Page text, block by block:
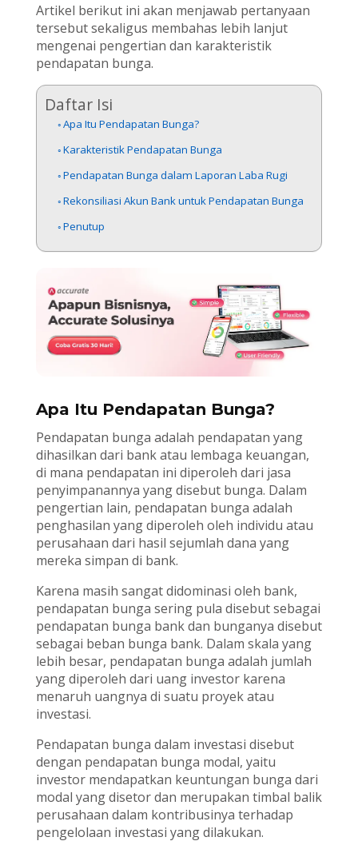
Artikel berikut ini akan menjawab pertanyaan
tersebut sekaligus membahas lebih lanjut
mengenai pengertian dan karakteristik
pendapatan bunga.
Daftar Isi
Apa Itu Pendapatan Bunga?
Karakteristik Pendapatan Bunga
Pendapatan Bunga dalam Laporan Laba Rugi
Rekonsiliasi Akun Bank untuk Pendapatan Bunga
Penutup
Apa Itu Pendapatan Bunga?
Pendapatan bunga adalah pendapatan yang
dihasilkan dari bank atau lembaga keuangan,
di mana pendapatan ini diperoleh dari jasa
penyimpanannya yang disebut bunga. Dalam
pengertian lain, pendapatan bunga adalah
penghasilan yang diperoleh oleh individu atau
perusahaan dari hasil sejumlah dana yang
mereka simpan di bank.
Karena masih sangat didominasi oleh bank,
pendapatan bunga sering pula disebut sebagai
pendapatan bunga bank dan bunganya disebut
sebagai beban bunga bank. Dalam skala yang
lebih besar, pendapatan bunga adalah jumlah
yang diperoleh dari uang investor karena
menaruh uangnya di suatu proyek atau
investasi.
Pendapatan bunga dalam investasi disebut
dengan pendapatan bunga modal, yaitu
investor mendapatkan keuntungan bunga dari
modal yang disetor dan merupakan timbal balik
perusahaan dalam kontribusinya terhadap
pengelolaan investasi yang dilakukan.